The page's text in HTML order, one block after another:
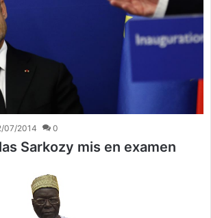
07/2014 0
Sarkozy mis en examen